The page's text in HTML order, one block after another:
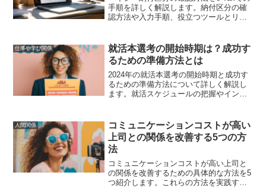
手順を詳しく解説します。納付区分の確
認方法や入力手順、役立つツールとリソ
を提供します。
仕事や学び関係
就活本選考の開始時期は？成功す
るための準備方法とは
2024年の就活本選考の開始時期と成功す
るための準備方法について詳しく解説し
ます。就活スケジュールの把握やインタ
ための具体的な対策を紹介します。
人間関係
コミュニケーションコストが高い
上司との関係を改善する5つの方
法
コミュニケーションコストが高い上司と
の関係を改善するための具体的な方法を5
つ紹介します。これらの方法を実践する